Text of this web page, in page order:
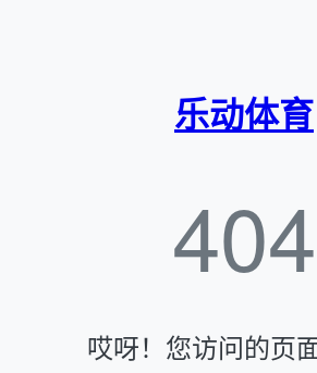
乐动体育
404
哎呀！您访问的页